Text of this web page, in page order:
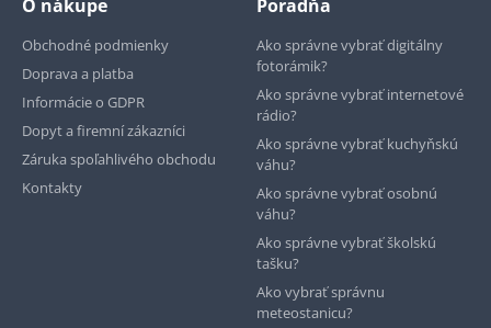
O nákupe
Obchodné podmienky
Doprava a platba
Informácie o GDPR
Dopyt a firemní zákazníci
Záruka spoľahlivého obchodu
Kontakty
Poradňa
Ako správne vybrať digitálny
fotorámik?
Ako správne vybrať internetové
rádio?
Ako správne vybrať kuchyňskú
váhu?
Ako správne vybrať osobnú
váhu?
Ako správne vybrať školskú
tašku?
Ako vybrať správnu
meteostanicu?